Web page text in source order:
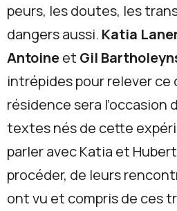
peurs, les doutes, les
dangers aussi. Katia
Antoineet Gil
intrépides pour relever
résidence sera l’occasion
textes nés de cette
parler avec Katia et
procéder, de leurs
ont vu et compris de ces